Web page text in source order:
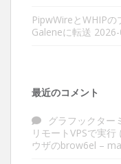
PipwWireとWHIP
Galeneに転送
最近のコメント
グラフックター
リモートVPSで実行
ウザのbrow6el –